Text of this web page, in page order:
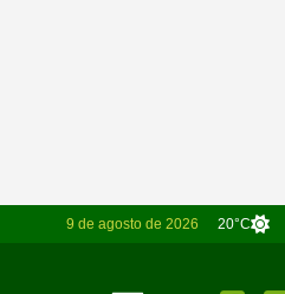
9 de agosto de 2026 20°C